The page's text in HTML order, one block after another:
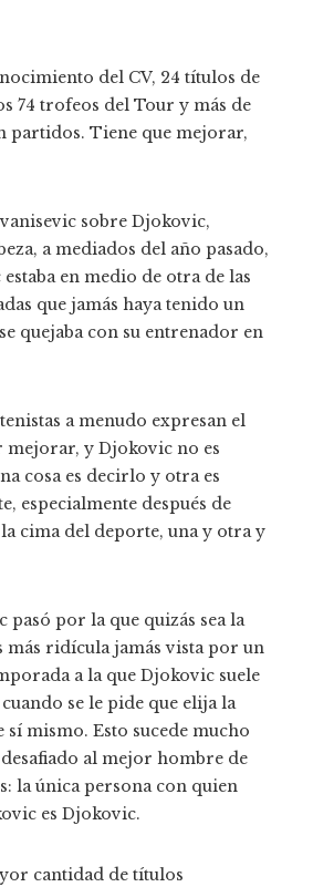
del CV, 24 títulos de
74 trofeos del Tour y más de
partidos. Tiene que mejorar,
sobre Djokovic,
a mediados del año pasado,
en medio de otra de las
que jamás haya tenido un
quejaba con su entrenador en
a menudo expresan el
mejorar, y Djokovic no es
cosa es decirlo y otra es
especialmente después de
cima del deporte, una y otra y
pasó por la que quizás sea la
más ridícula jamás vista por un
a la que Djokovic suele
se le pide que elija la
mismo. Esto sucede mucho
al mejor hombre de
la única persona con quien
es Djokovic.
cantidad de títulos